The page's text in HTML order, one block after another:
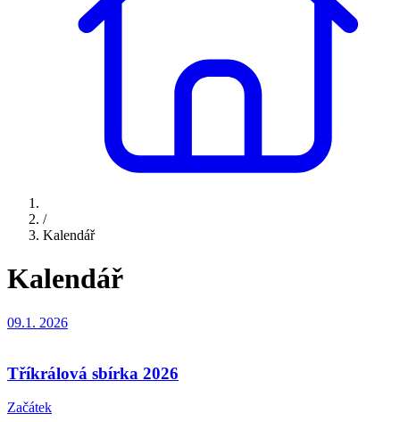
/
Kalendář
Kalendář
09.1. 2026
Tříkrálová sbírka 2026
Začátek